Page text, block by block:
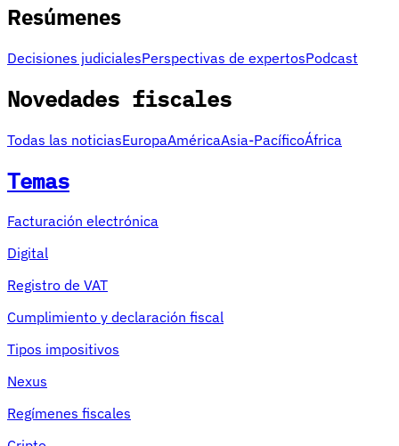
Resúmenes
Decisiones judicialesPerspectivas de expertosPodcast
Novedades fiscales
Todas las noticiasEuropaAméricaAsia-PacíficoÁfrica
Temas
Facturación electrónica
Digital
Registro de VAT
Cumplimiento y declaración fiscal
Tipos impositivos
Nexus
Regímenes fiscales